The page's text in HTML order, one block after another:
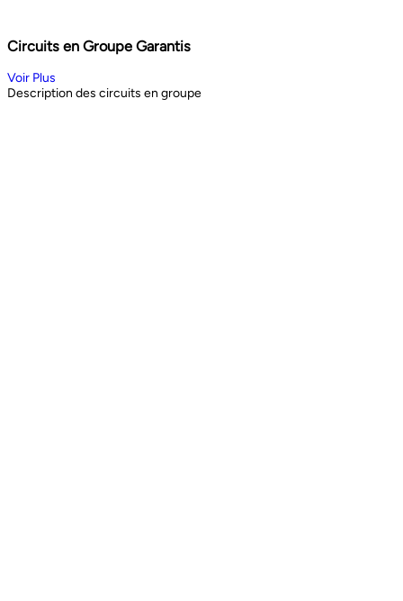
Circuits en Groupe Garantis
Voir Plus
Description des circuits en groupe